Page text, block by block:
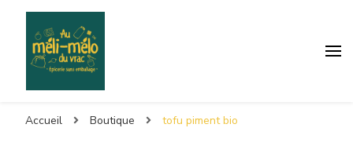
Accueil Boutique tofu piment bio